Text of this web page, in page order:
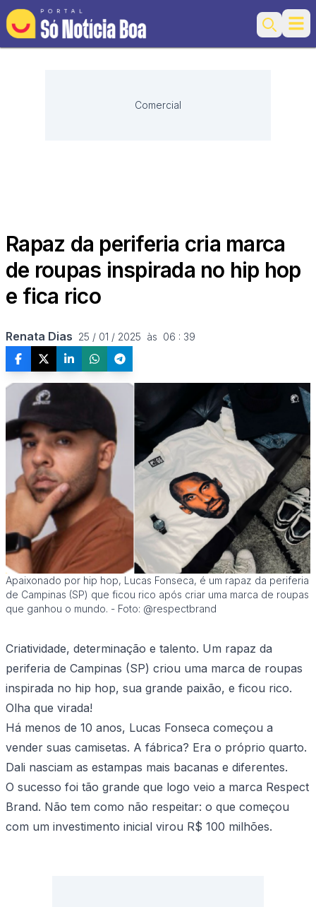
Search
Comercial
Rapaz da periferia cria marca
de roupas inspirada no hip hop
e fica rico
Renata Dias 25 / 01 / 2025  às  06 : 39
Apaixonado por hip hop, Lucas Fonseca, é um rapaz da periferia
de Campinas (SP) que ficou rico após criar uma marca de roupas
que ganhou o mundo. - Foto: @respectbrand
Criatividade, determinação e talento. Um rapaz da
periferia de Campinas (SP) criou uma marca de roupas
inspirada no hip hop, sua grande paixão, e ficou rico.
Olha que virada!
Há menos de 10 anos, Lucas Fonseca começou a
vender suas camisetas. A fábrica? Era o próprio quarto.
Dali nasciam as estampas mais bacanas e diferentes.
O sucesso foi tão grande que logo veio a marca Respect
Brand. Não tem como não respeitar: o que começou
com um investimento inicial virou R$ 100 milhões.